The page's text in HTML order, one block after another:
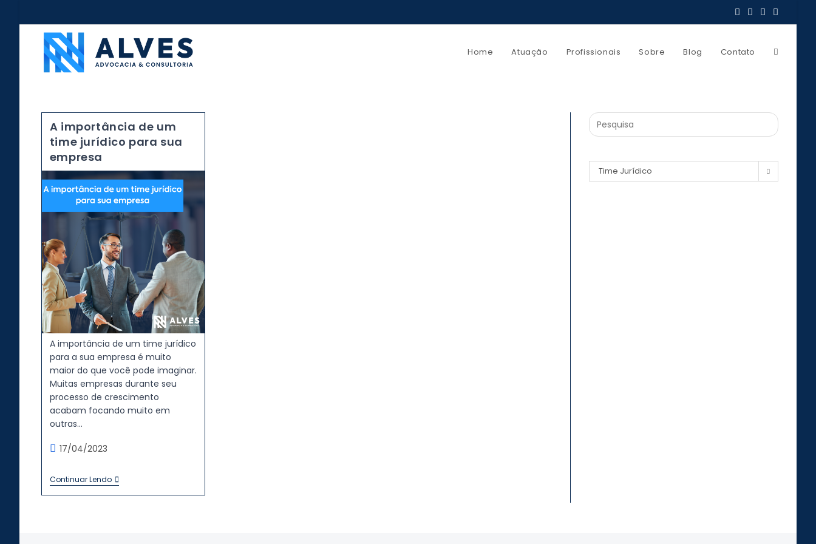
Home Atuação Profissionais Sobre Blog Contato
A importância de um
time jurídico para sua
empresa
A importância de um time jurídico
para a sua empresa é muito
maior do que você pode imaginar.
Muitas empresas durante seu
processo de crescimento
acabam focando muito em
outras…
17/04/2023
Continuar Lendo
Time Jurídico